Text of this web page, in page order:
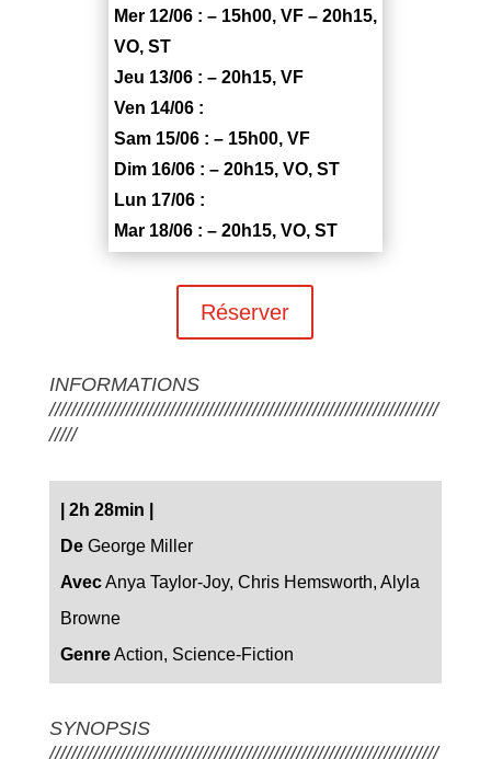
Mer 12/06 : – 15h00, VF – 20h15,
VO, ST
Jeu 13/06 : – 20h15, VF
Ven 14/06 :
Sam 15/06 : – 15h00, VF
Dim 16/06 : – 20h15, VO, ST
Lun 17/06 :
Mar 18/06 : – 20h15, VO, ST
Réserver
INFORMATIONS
///////////////////////////////////////////////////////////////////////
/////
2h 28min
DeGeorge Miller
AvecAnya Taylor-Joy, Chris Hemsworth, Alyla
Browne
GenreAction, Science-Fiction
SYNOPSIS
///////////////////////////////////////////////////////////////////////